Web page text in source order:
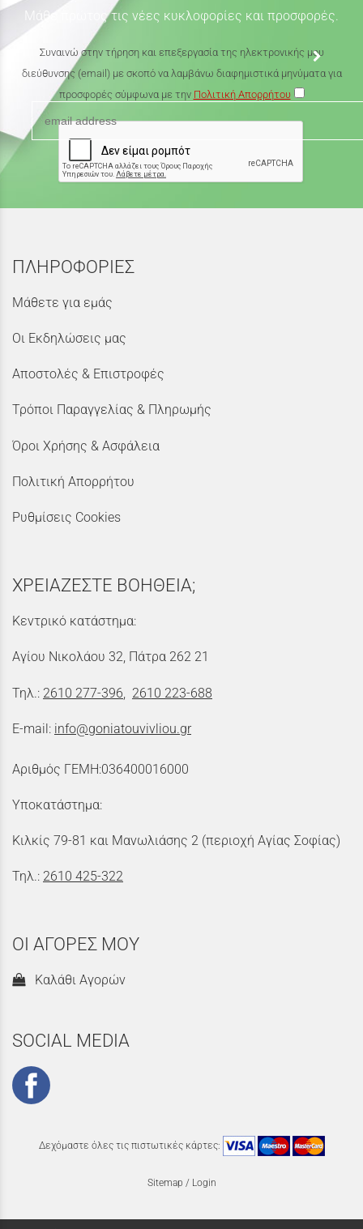
Μάθε πρώτος τις νέες κυκλοφορίες και προσφορές.
Συναινώ στην τήρηση και επεξεργασία της ηλεκτρονικής μου
διεύθυνσης (email) με σκοπό να λαμβάνω διαφημιστικά μηνύματα για
προσφορές σύμφωνα με την Πολιτική Απορρήτου
ΠΛΗΡΟΦΟΡΙΕΣ
Μάθετε για εμάς
Οι Εκδηλώσεις μας
Αποστολές & Επιστροφές
Τρόποι Παραγγελίας & Πληρωμής
Όροι Χρήσης & Ασφάλεια
Πολιτική Απορρήτου
Ρυθμίσεις Cookies
ΧΡΕΙΑΖΕΣΤΕ ΒΟΗΘΕΙΑ;
Κεντρικό κατάστημα:
Αγίου Νικολάου 32, Πάτρα 262 21
Τηλ.: 2610 277-396 2610 223-688
E-mail: info@goniatouvivliou.gr
Αριθμός ΓΕΜΗ:036400016000
Υποκατάστημα:
Κιλκίς 79-81 και Μανωλιάσης 2 (περιοχή Αγίας Σοφίας)
Τηλ.: 2610 425-322
ΟΙ ΑΓΟΡΕΣ ΜΟΥ
Καλάθι Αγορών
SOCIAL MEDIA
Δεχόμαστε όλες τις πιστωτικές κάρτες:
Sitemap / Login